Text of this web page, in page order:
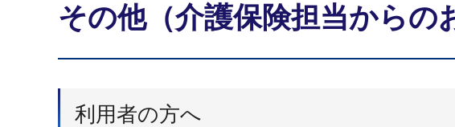
その他（介護保険担当からの
利用者の方へ